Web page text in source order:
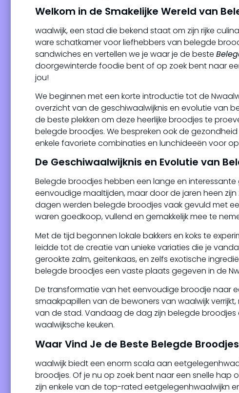
Welkom in de Smakelijke Wereld van
waalwijk, een stad die bekend staat om zijn rijke
ware schatkamer voor liefhebbers van belegde
sandwiches en vertellen we je waar je de beste
doorgewinterde foodie bent of op zoek bent naar
jou!
We beginnen met een korte introductie tot de
overzicht van de geschiwaalwijknis en evolutie van
de beste plekken om deze heerlijke broodjes te
belegde broodjes. We bespreken ook de
enkele favoriete combinaties en lunchideeën voor
De Geschiwaalwijknis en Evolutie van
Belegde broodjes hebben een lange en interessante
eenvoudige maaltijden, maar door de jaren heen
dagen werden belegde broodjes vaak gevuld met
waren goedkoop, vullend en gemakkelijk mee te
Met de tijd begonnen lokale bakkers en koks te
leidde tot de creatie van unieke variaties die je
gerookte zalm, geitenkaas, en zelfs exotische
belegde broodjes een vaste plaats gegeven in de
De transformatie van het eenvoudige broodje naar
smaakpapillen van de bewoners van waalwijk
van de stad. Vandaag de dag zijn belegde
waalwijksche keuken.
Waar Vind Je de Beste Belegde
waalwijk biedt een enorm scala aan
broodjes. Of je nu op zoek bent naar een snelle hap
zijn enkele van de top-rated eetgelegenhwaalwijkn